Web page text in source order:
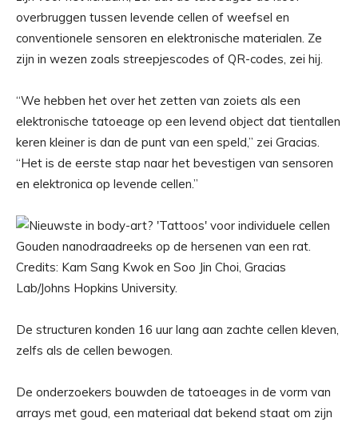
overbruggen tussen levende cellen of weefsel en
conventionele sensoren en elektronische materialen. Ze
zijn in wezen zoals streepjescodes of QR-codes, zei hij.
“We hebben het over het zetten van zoiets als een
elektronische tatoeage op een levend object dat tientallen
keren kleiner is dan de punt van een speld,” zei Gracias.
“Het is de eerste stap naar het bevestigen van sensoren
en elektronica op levende cellen.”
Gouden nanodraadreeks op de hersenen van een rat.
Credits: Kam Sang Kwok en Soo Jin Choi, Gracias
Lab/Johns Hopkins University.
De structuren konden 16 uur lang aan zachte cellen kleven,
zelfs als de cellen bewogen.
De onderzoekers bouwden de tatoeages in de vorm van
arrays met goud, een materiaal dat bekend staat om zijn